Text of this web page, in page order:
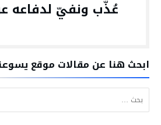
عُذّب ونفيّ لدفاعه
ابحث هنا عن مقالات موقع
البحث عن: